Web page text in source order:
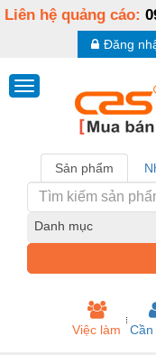
Liên hệ quảng cáo:
Đăng
Sản phẩm
Danh mục
Việc làm Cần